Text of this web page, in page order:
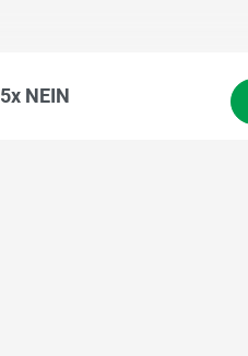
5x NEIN